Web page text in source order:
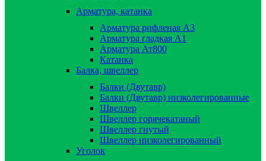
Арматура, катанка
Арматура рифленая А3
Арматура гладкая А1
Арматура Ат800
Катанка
Балка, швеллер
Балки (Двутавр)
Балки (Двутавр) низколегированные
Швеллер
Швеллер горячекатаный
Швеллер гнутый
Швеллер низколегированный
Уголок